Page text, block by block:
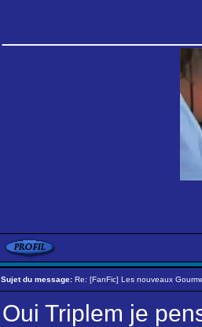
Sujet du message: Re: [FanFic] Les nouveaux
Oui Triplem je